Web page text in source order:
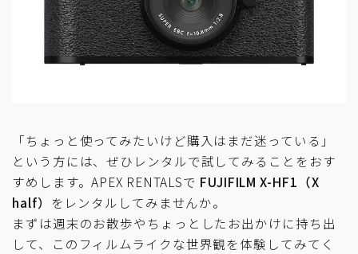
「ちょっと使ってみたいけど購入はまだ迷っている」
という方には、ぜひレンタルで試してみることをおす
すめします。APEX RENTALSで FUJIFILM X-HF1（X
half）
をレンタルしてみませんか。
まずは週末のお散歩やちょっとしたお出かけに持ち出
して、このフィルムライクな世界観を体験してみてく